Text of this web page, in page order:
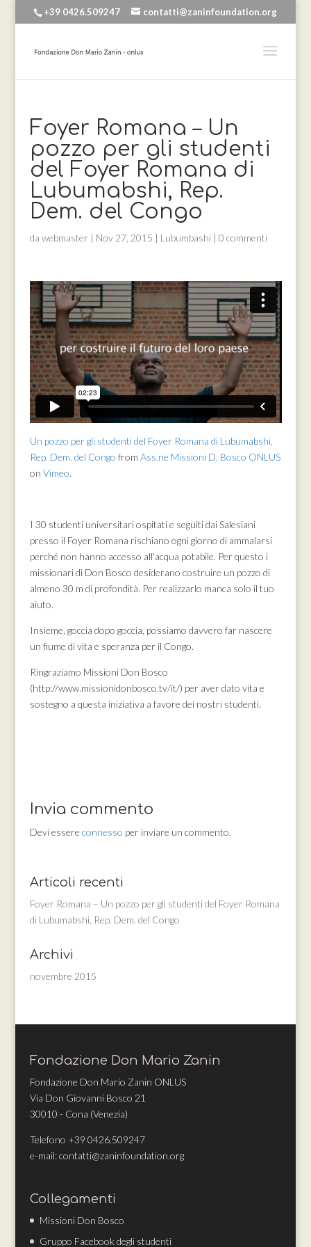
+39 0426.509247 contatti@zaninfoundation.org
Foyer Romana – Un
pozzo per gli studenti
del Foyer Romana di
Lubumabshi, Rep.
Dem. del Congo
da webmaster | Nov 27, 2015 | Lubumbashi| 0 commenti
Un pozzo per gli studenti del Foyer Romana di Lubumabshi,
Rep. Dem. del Congo from Ass.ne Missioni D. Bosco ONLUS
on Vimeo.
I 30 studenti universitari ospitati e seguiti dai Salesiani
presso il Foyer Romana rischiano ogni giorno di ammalarsi
perché non hanno accesso all’acqua potabile. Per questo i
missionari di Don Bosco desiderano costruire un pozzo di
almeno 30 m di profondità. Per realizzarlo manca solo il tuo
aiuto.
Insieme, goccia dopo goccia, possiamo davvero far nascere
un fiume di vita e speranza per il Congo.
Ringraziamo Missioni Don Bosco
(http://www.missionidonbosco.tv/it/) per aver dato vita e
sostegno a questa iniziativa a favore dei nostri studenti.
Invia commento
Devi essere connesso per inviare un commento.
Articoli recenti
Foyer Romana – Un pozzo per gli studenti del Foyer Romana
di Lubumabshi, Rep. Dem. del Congo
Archivi
novembre 2015
Fondazione Don Mario Zanin
Fondazione Don Mario Zanin ONLUS
Via Don Giovanni Bosco 21
30010 - Cona (Venezia)
Telefono +39 0426.509247
e-mail: contatti@zaninfoundation.org
Collegamenti
Missioni Don Bosco
Gruppo Facebook degli studenti